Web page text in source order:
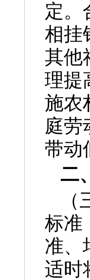
定。
相挂
其他
理提
施农
庭劳
带动
二
标准
准、
适时